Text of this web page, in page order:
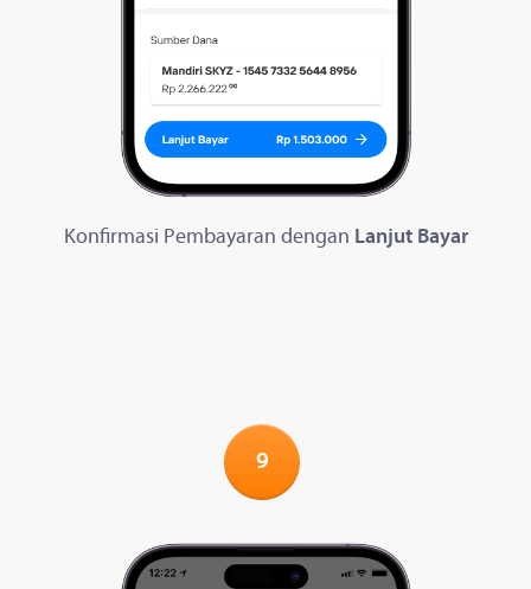
Konfirmasi Pembayaran dengan Lanjut Bayar
9